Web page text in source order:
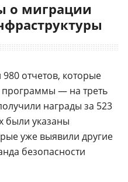
о миграции
отчетов, которые
программы — на треть
награды за 523
были указаны
уже выявили другие
безопасности